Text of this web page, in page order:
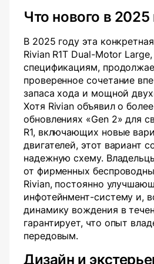
Что нового в 2025
В 2025 году эта
Rivian R1T Dual-Motor Large,
спецификациям,
проверенное сочетание
запаса хода и мощной
Хотя Rivian объявил о
обновлениях «Gen 2» для
R1, включающих новые
двигателей, этот вариант
надежную схему.
от фирменных
Rivian, постоянно
инфотейнмент-систему и,
динамику вождения в
гарантирует, что опыт
передовым.
Дизайн и